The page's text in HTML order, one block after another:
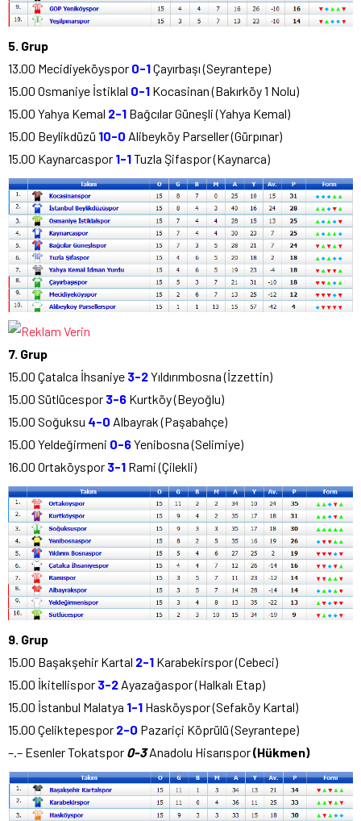
5. Grup
13.00 Mecidiyeköyspor 0-1Çayırbaşı (Seyrantepe)
15.00 Osmaniye İstiklal 0-1 Kocasinan (Bakırköy 1 Nolu)
15.00 Yahya Kemal 2-1 Bağcılar Güneşli (Yahya Kemal)
15.00 Beylikdüzü 10-0 Alibeyköy Parseller (Gürpınar)
15.00 Kaynarcaspor 1-1Tuzla Şifaspor (Kaynarca)
7. Grup
15.00 Çatalca İhsaniye 3-2Yıldırımbosna (İzzettin)
15.00 Sütlücespor 3-6 Kurtköy (Beyoğlu)
15.00 Soğuksu 4-0 Albayrak (Paşabahçe)
15.00 Yeldeğirmeni 0-6Yenibosna (Selimiye)
16.00 Ortaköyspor 3-1 Rami (Çilekli)
9. Grup
15.00 Başakşehir Kartal 2-1 Karabekirspor (Cebeci)
15.00 İkitellispor 3-2 Ayazağaspor (Halkalı Etap)
15.00 İstanbul Malatya 1-1 Hasköyspor (Sefaköy Kartal)
15.00 Çeliktepespor 2-0 Pazariçi Köprülü (Seyrantepe)
–.– Esenler Tokatspor 0-3Anadolu Hisarıspor(Hükmen)